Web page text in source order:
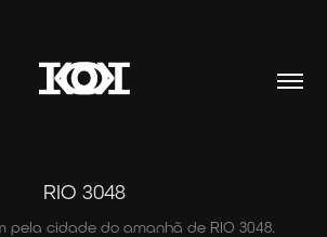
RIO 3048
pela cidade do amanhã de RIO 3048.